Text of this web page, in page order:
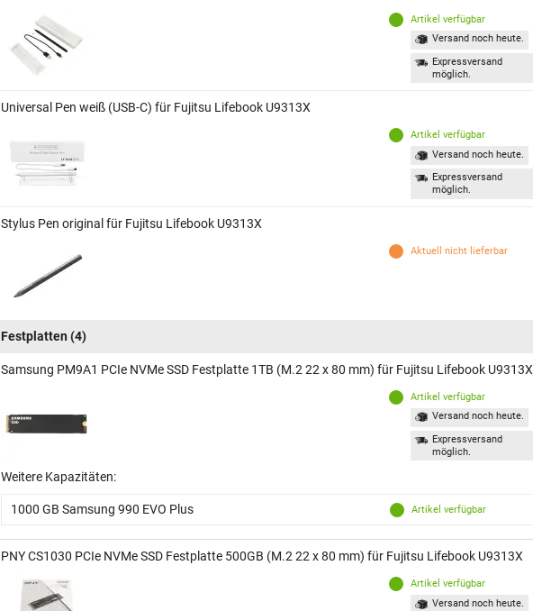
Artikel verfügbar
Versand noch heute.
Expressversand
möglich.
Universal Pen weiß (USB-C) für Fujitsu Lifebook U9313X
Artikel verfügbar
Versand noch heute.
Expressversand
möglich.
Stylus Pen original für Fujitsu Lifebook U9313X
Aktuell nicht lieferbar
Festplatten (4)
Samsung PM9A1 PCIe NVMe SSD Festplatte 1TB (M.2 22 x 80 mm) für Fujitsu Lifebook U9313X
Artikel verfügbar
Versand noch heute.
Expressversand
möglich.
Weitere Kapazitäten:
1000 GB Samsung 990 EVO Plus Artikel verfügbar
PNY CS1030 PCIe NVMe SSD Festplatte 500GB (M.2 22 x 80 mm) für Fujitsu Lifebook U9313X
Artikel verfügbar
Versand noch heute.